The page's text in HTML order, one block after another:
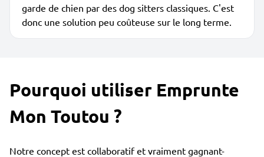
garde de chien par des dog sitters classiques. C'est
donc une solution peu coûteuse sur le long terme.
Pourquoi utiliser Emprunte
Mon Toutou ?
Notre concept est collaboratif et vraiment gagnant-